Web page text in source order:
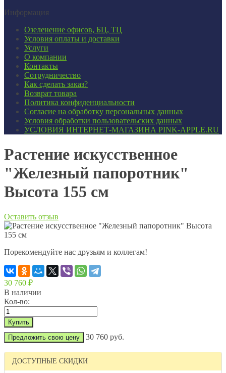
Информация
Озеленение офисов, БЦ, ТЦ
Условия оплаты и доставки
Услуги
О компании
Контакты
Сотрудничество
Как сделать заказ?
Возврат товара
Политика конфиденциальности
Согласие ​на обработку персональных данных
Условия обработки пользовательских данных
УСЛОВИЯ ИНТЕРНЕТ-МАГАЗИНА PINK-APPLE.RU
Растение искусственное
"Железный папоротник"
Высота 155 см
Оставить отзыв
Порекомендуйте нас друзьям и коллегам!
30 760 ₽
В наличии
Кол-во:
Предложить свою цену 30 760 руб.
ДОСТУПНЫЕ СКИДКИ